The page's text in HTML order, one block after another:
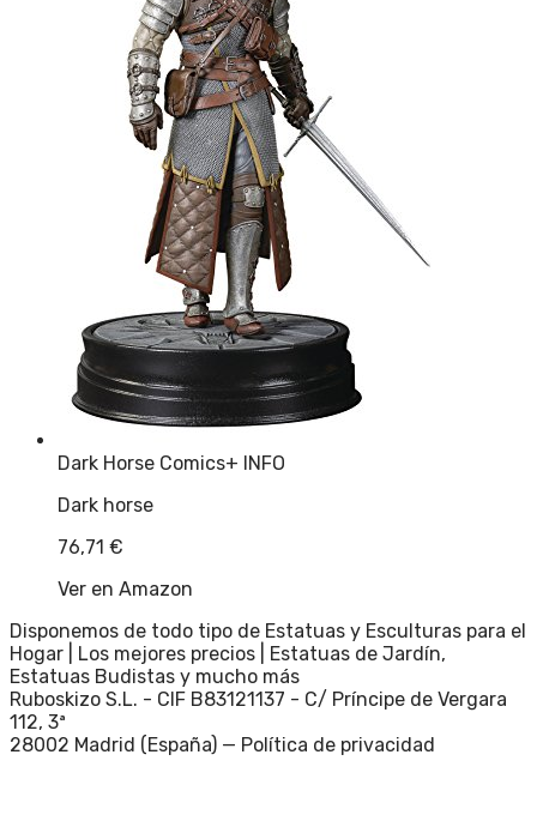
Dark Horse Comics+ INFO
Dark horse
76,71 €
Ver en Amazon
Disponemos de todo tipo de Estatuas y Esculturas para el
Hogar | Los mejores precios | Estatuas de Jardín,
Estatuas Budistas y mucho más
Ruboskizo S.L. - CIF B83121137 - C/ Príncipe de Vergara
112, 3ª
28002 Madrid (España) — Política de privacidad